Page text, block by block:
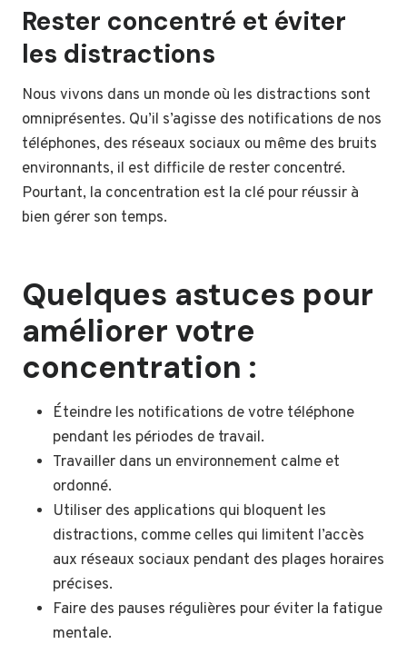
Rester concentré et éviter
les distractions
Nous vivons dans un monde où les distractions sont
omniprésentes. Qu’il s’agisse des notifications de nos
téléphones, des réseaux sociaux ou même des bruits
environnants, il est difficile de rester concentré.
Pourtant, la concentration est la clé pour réussir à
bien gérer son temps.
Quelques astuces pour
améliorer votre
concentration :
Éteindre les notifications de votre téléphone
pendant les périodes de travail.
Travailler dans un environnement calme et
ordonné.
Utiliser des applications qui bloquent les
distractions, comme celles qui limitent l’accès
aux réseaux sociaux pendant des plages horaires
précises.
Faire des pauses régulières pour éviter la fatigue
mentale.